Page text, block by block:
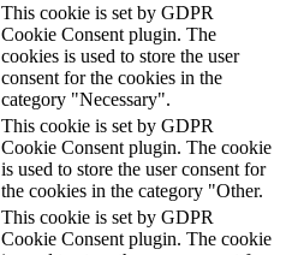
This cookie is set by GDPR
Cookie Consent plugin. The
cookies is used to store the user
consent for the cookies in the
category "Necessary".
This cookie is set by GDPR
Cookie Consent plugin. The cookie
is used to store the user consent for
the cookies in the category "Other.
This cookie is set by GDPR
Cookie Consent plugin. The cookie